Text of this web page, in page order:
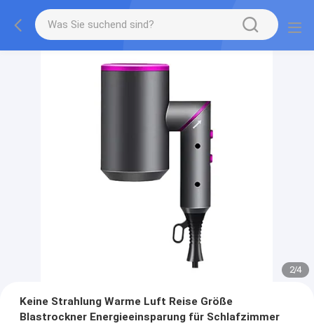
2/4
Keine Strahlung Warme Luft Reise Größe
Blastrockner Energieeinsparung für Schlafzimmer